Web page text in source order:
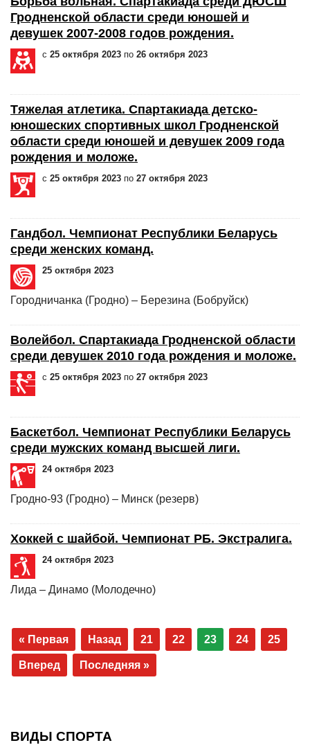
Гродненской области среди юношей и
девушек 2007-2008 годов рождения.
с 25 октября 2023 по 26 октября 2023
Тяжелая атлетика. Спартакиада детско-
юношеских спортивных школ Гродненской
области среди юношей и девушек 2009 года
рождения и моложе.
с 25 октября 2023 по 27 октября 2023
Гандбол. Чемпионат Республики Беларусь
среди женских команд.
25 октября 2023
Городничанка (Гродно) – Березина (Бобруйск)
Волейбол. Спартакиада Гродненской области
среди девушек 2010 года рождения и моложе.
с 25 октября 2023 по 27 октября 2023
Баскетбол. Чемпионат Республики Беларусь
среди мужских команд высшей лиги.
24 октября 2023
Гродно-93 (Гродно) – Минск (резерв)
Хоккей с шайбой. Чемпионат РБ. Экстралига.
24 октября 2023
Лида – Динамо (Молодечно)
« Первая Назад 21 22 23 24 25
Вперед Последняя »
ВИДЫ СПОРТА